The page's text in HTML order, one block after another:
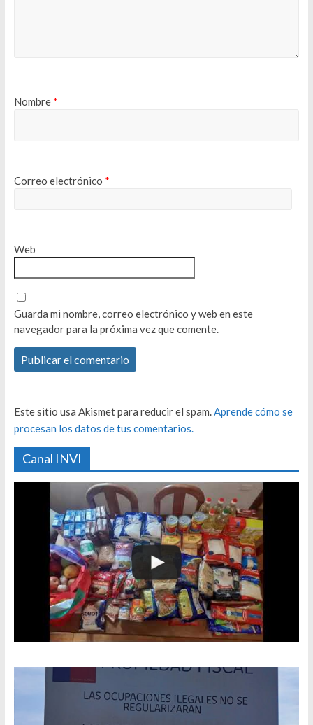
Nombre *
Correo electrónico *
Web
Guarda mi nombre, correo electrónico y web en este
navegador para la próxima vez que comente.
Este sitio usa Akismet para reducir el spam.Aprende cómo se
procesan los datos de tus comentarios.
Canal INVI